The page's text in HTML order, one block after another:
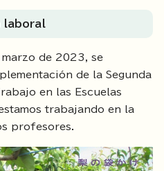
laboral
de 2023, se
de la Segunda
en las Escuelas
trabajando en la
profesores.